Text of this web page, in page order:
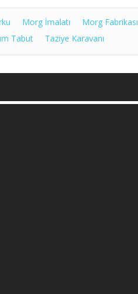
Morg İmalatı
Morg Fabrikası
Tabut Taziye Karavanı